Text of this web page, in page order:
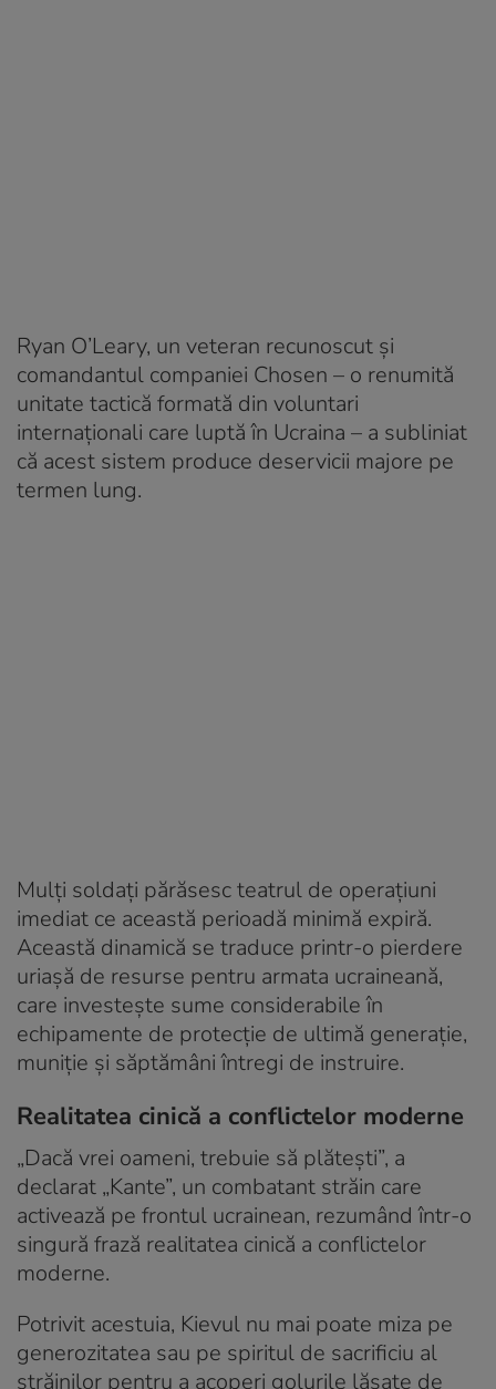
Ryan O’Leary, un veteran recunoscut și
comandantul companiei Chosen – o renumită
unitate tactică formată din voluntari
internaționali care luptă în Ucraina – a subliniat
că acest sistem produce deservicii majore pe
termen lung.
Mulți soldați părăsesc teatrul de operațiuni
imediat ce această perioadă minimă expiră.
Această dinamică se traduce printr-o pierdere
uriașă de resurse pentru armata ucraineană,
care investește sume considerabile în
echipamente de protecție de ultimă generație,
muniție și săptămâni întregi de instruire.
Realitatea cinică a conflictelor moderne
„Dacă vrei oameni, trebuie să plătești”, a
declarat „Kante”, un combatant străin care
activează pe frontul ucrainean, rezumând într-o
singură frază realitatea cinică a conflictelor
moderne.
Potrivit acestuia, Kievul nu mai poate miza pe
generozitatea sau pe spiritul de sacrificiu al
străinilor pentru a acoperi golurile lăsate de